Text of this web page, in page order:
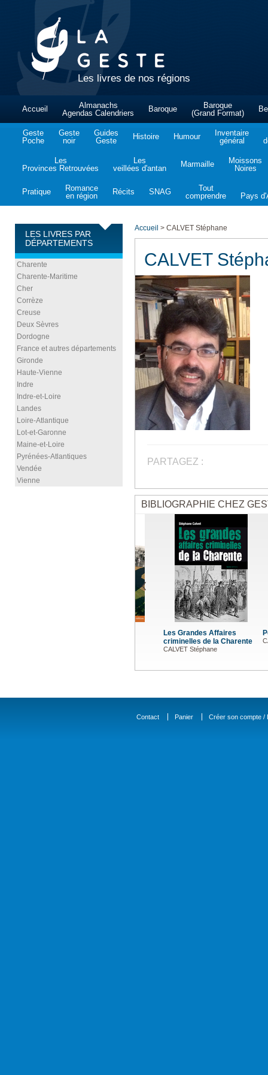
Les livres de nos régions
Accueil
Almanachs
Agendas Calendriers
Baroque
Baroque
(Grand Format)
Geste
Poche
Geste
noir
Guides
Geste
Histoire Humour
Inventaire
général
Les
Provinces Retrouvées
Les
veillées d'antan
Marmaille
Moissons
Noires
Pratique
Romance
en région
Récits SNAG
Tout
comprendre
Pays
LES LIVRES PAR
DÉPARTEMENTS
Charente
Charente-Maritime
Cher
Corrèze
Creuse
Deux Sèvres
Dordogne
France et autres départements
Gironde
Haute-Vienne
Indre
Indre-et-Loire
Landes
Loire-Atlantique
Lot-et-Garonne
Maine-et-Loire
Pyrénées-Atlantiques
Vendée
Vienne
Accueil > CALVET Stéphane
CALVET
PARTAGEZ :
BIBLIOGRAPHIE CHEZ
Les Grandes Affaires
criminelles de la Charente
CALVET Stéphane
Petite
CALVET
Contact Panier Créer son compte /